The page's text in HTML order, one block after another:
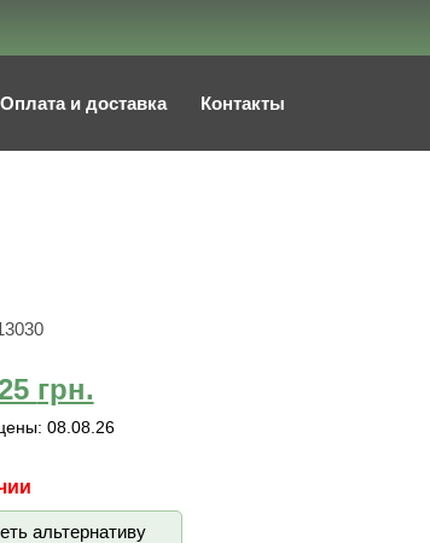
Оплата и доставка Контакты
грн.
08.08.26
альтернативу